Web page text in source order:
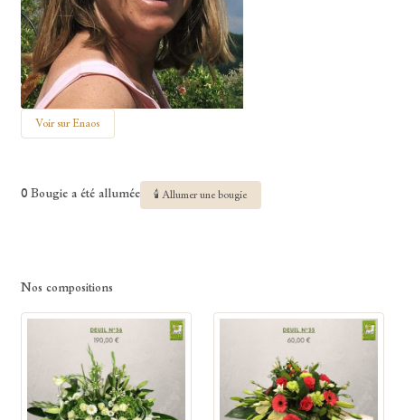
Voir sur Enaos
0 Bougie a été allumée 🕯 Allumer une bougie
Nos compositions